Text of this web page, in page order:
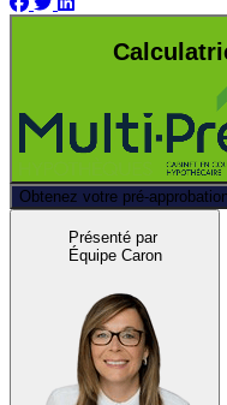
Obtenez votre pré-
Présenté par
Équipe Caron